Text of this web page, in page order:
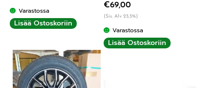
Varastossa
Lisää Ostoskoriin
€69,00
(Sis. Alv 25,5%)
Varastossa
Lisää Ostoskoriin